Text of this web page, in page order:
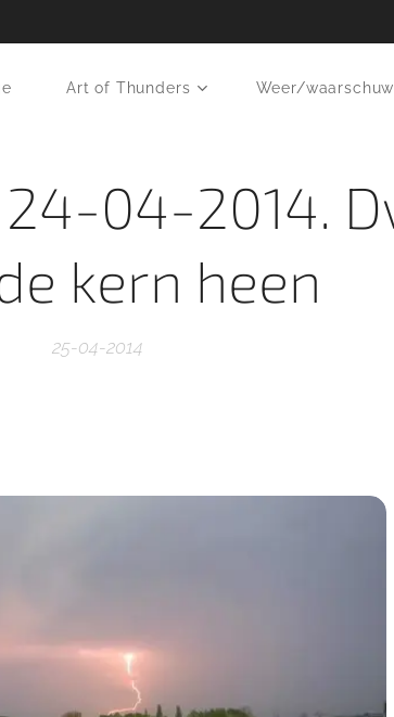
Art of Thunders Weer/
04-2014.
kern heen
25-04-2014